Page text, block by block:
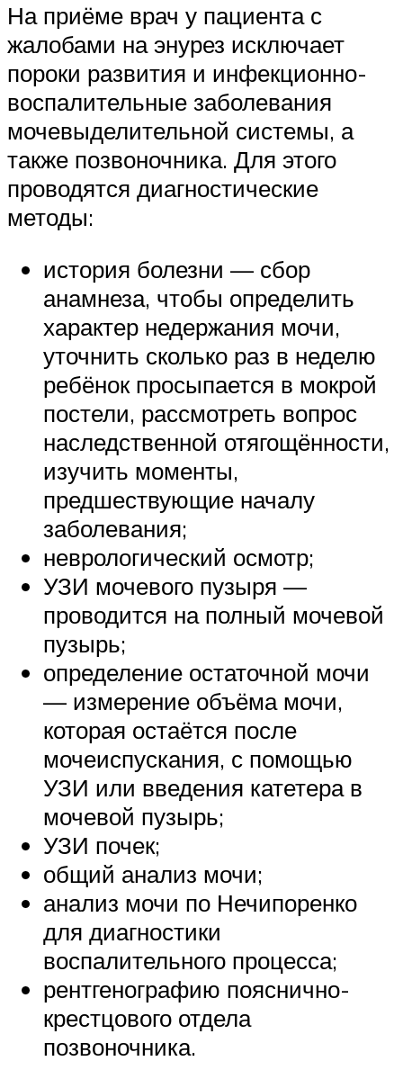
На приёме врач у пациента с
жалобами на энурез исключает
пороки развития и инфекционно-
воспалительные заболевания
мочевыделительной системы, а
также позвоночника. Для этого
проводятся диагностические
методы:
история болезни — сбор
анамнеза, чтобы определить
характер недержания мочи,
уточнить сколько раз в неделю
ребёнок просыпается в мокрой
постели, рассмотреть вопрос
наследственной отягощённости,
изучить моменты,
предшествующие началу
заболевания;
неврологический осмотр;
УЗИ мочевого пузыря —
проводится на полный мочевой
пузырь;
определение остаточной мочи
— измерение объёма мочи,
которая остаётся после
мочеиспускания, с помощью
УЗИ или введения катетера в
мочевой пузырь;
УЗИ почек;
общий анализ мочи;
анализ мочи по Нечипоренко
для диагностики
воспалительного процесса;
рентгенографию пояснично-
крестцового отдела
позвоночника.